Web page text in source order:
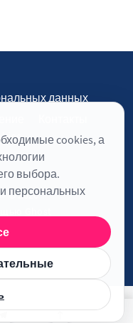
cookies, а
выбора.
персональных
данных
© 2026
JavaScript